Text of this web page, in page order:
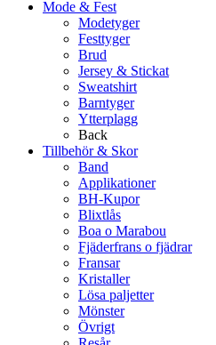
Mode & Fest
Modetyger
Festtyger
Brud
Jersey & Stickat
Sweatshirt
Barntyger
Ytterplagg
Back
Tillbehör & Skor
Band
Applikationer
BH-Kupor
Blixtlås
Boa o Marabou
Fjäderfrans o fjädrar
Fransar
Kristaller
Lösa paljetter
Mönster
Övrigt